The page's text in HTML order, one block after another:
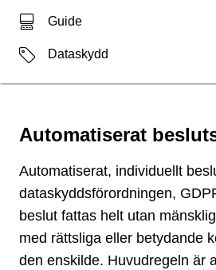
Typ av sökträff
Guide
EtiketterDataskydd
Automatiserat
Typ av sida
Automatiserat, individuellt
dataskyddsförordningen,
beslut fattas helt utan
med rättsliga eller betydande
den enskilde. Huvudregeln är